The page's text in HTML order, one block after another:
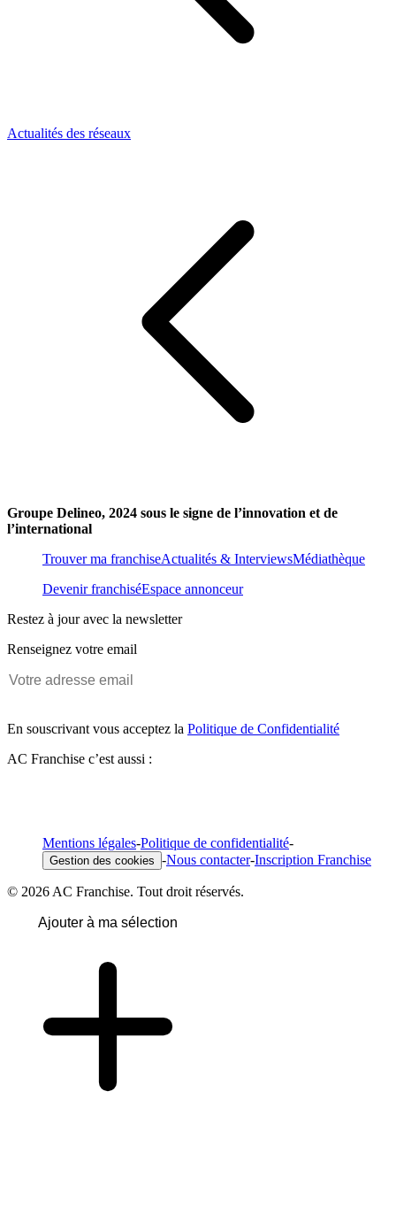
Actualités des réseaux
Groupe Delineo, 2024 sous le signe de l’innovation et de
l’international
Trouver ma franchiseActualités & InterviewsMédiathèque
Devenir franchiséEspace annonceur
Restez à jour avec la newsletter
Renseignez votre email
En souscrivant vous acceptez la Politique de Confidentialité
AC Franchise c’est aussi :
Mentions légales-Politique de confidentialité-
Gestion des cookies -Nous contacter-Inscription Franchise
© 2026 AC Franchise. Tout droit réservés.
Ajouter à ma sélection